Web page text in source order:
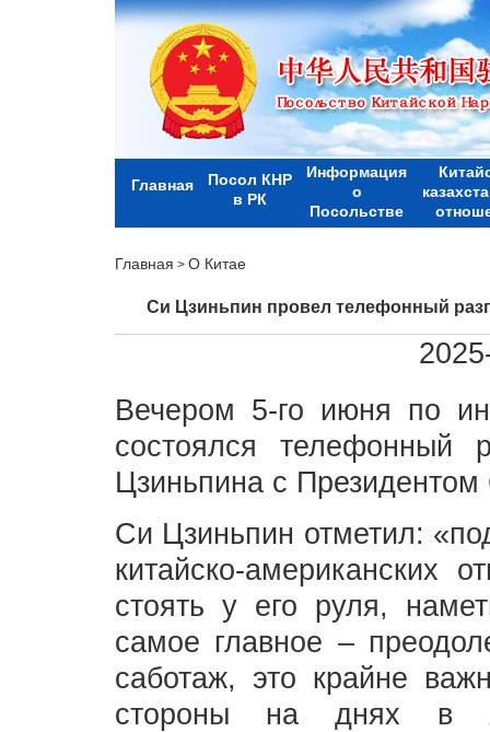
Главная
Посол КНР
в РК
Информация
о
Посольстве
Главная > О Китае
Си Цзиньпин провел телефонный
Вечером 5-го июня по
состоялся телефонный
Цзиньпина с
Си Цзиньпин отметил:
китайско-американских
стоять у его руля,
самое главное –
саботаж, это крайне
стороны на днях в